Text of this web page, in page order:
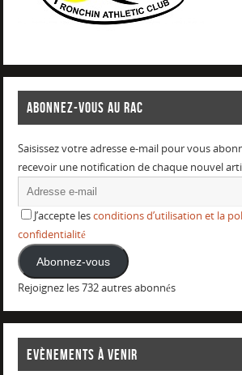
ABONNEZ-VOUS AU RAC
Saisissez votre adresse e-mail pour vous
recevoir une notification de chaque nouvel
J’accepte lesconditions d’utilisation et la
confidentialité
Abonnez-vous
Rejoignez les 732 autres abonnés
EVÈNEMENTS À VENIR